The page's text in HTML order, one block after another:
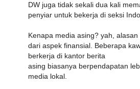
DW juga tidak sekali dua kali
penyiar untuk bekerja di seksi
Kenapa media asing? yah,
dari aspek finansial. Beberapa
berkerja di kantor berita
asing biasanya berpendapatan
media lokal.